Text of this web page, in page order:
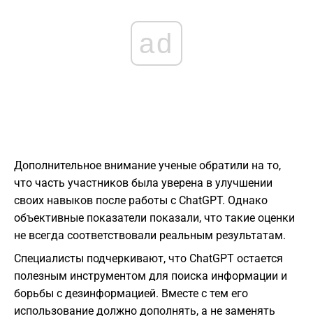
ad
Дополнительное внимание ученые обратили на то,
что часть участников была уверена в улучшении
своих навыков после работы с ChatGPT. Однако
объективные показатели показали, что такие оценки
не всегда соответствовали реальным результатам.
Специалисты подчеркивают, что ChatGPT остается
полезным инструментом для поиска информации и
борьбы с дезинформацией. Вместе с тем его
использование должно дополнять, а не заменять